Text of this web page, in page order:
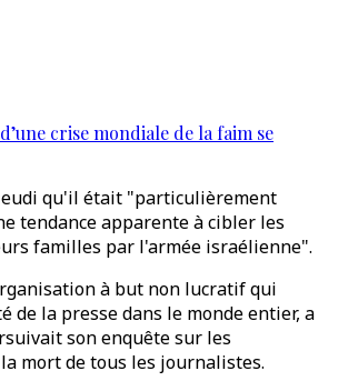
crise mondiale de la faim se
jeudi qu'il était "particulièrement
tendance apparente à cibler les
familles par l'armée israélienne".
à but non lucratif qui
de la presse dans le monde entier, a
son enquête sur les
mort de tous les journalistes.